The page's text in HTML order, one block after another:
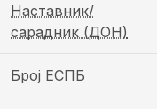
Наставник/
сарадник (ДОН)
Број ЕСПБ